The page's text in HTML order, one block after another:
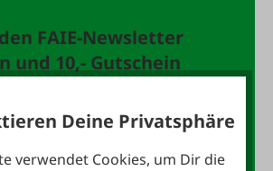
FAIE-Newsletter
und 10,- Gutschein
* Deine Privatsphäre
verwendet Cookies, um Dir die